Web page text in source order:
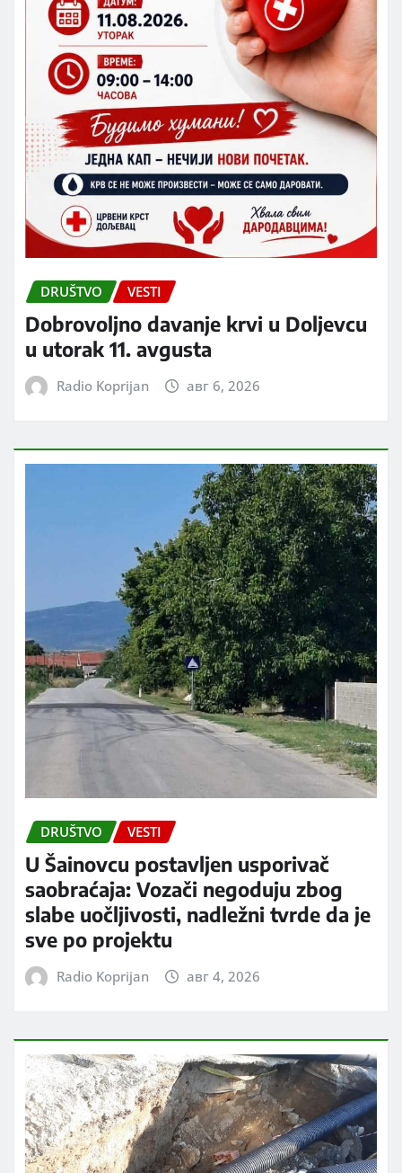
DRUŠTVO VESTI
Dobrovoljno davanje krvi u Doljevcu
u utorak 11. avgusta
Radio Koprijan авг 6, 2026
DRUŠTVO VESTI
U Šainovcu postavljen usporivač
saobraćaja: Vozači negoduju zbog
slabe uočljivosti, nadležni tvrde da je
sve po projektu
Radio Koprijan авг 4, 2026